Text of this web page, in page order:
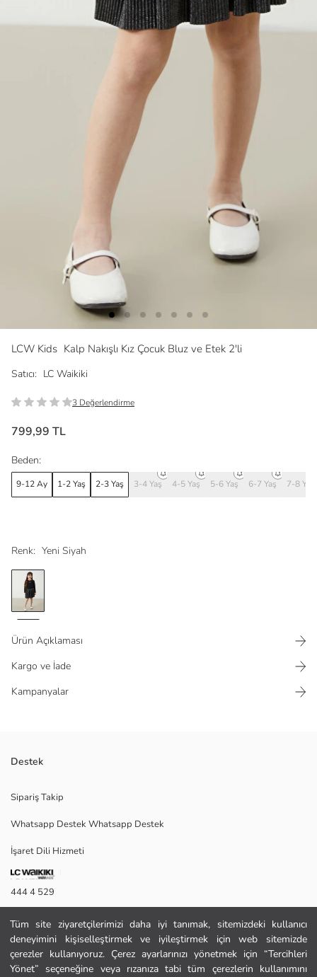
Tüm site ziyaretçilerimizi daha iyi tanımak, sitemizdeki kullanıcı
deneyimini kişiselleştirmek ve iyileştirmek için web sitemizde
çerezler kullanıyoruz. Çerez ayarlarınızı yönetmek için “Tercihleri
Yönet” seçeneğine veya rızanıza tabi tüm çerezlerin kullanımını
LCW Kids Kalp Nakışlı Kız Çocuk Bluz ve Etek 2'li
Satıcı: LC Waikiki
3 Değerlendirme
799,99 TL
Renk: Yeni Siyah
Beden:
9-12 Ay 1-2 Yaş 2-3 Yaş 3-4 Yaş 4-5 Yaş 5-6 Yaş 6-7 Yaş 7-8 Yaş
Ürün Açıklaması
Kargo ve İade
Kampanyalar
etekten oluşur. Tişört %100 pamuklu penye kumaştan üretilmiştir.
2.Kumaş Şortetek:
3.Kumaş Şortetek:
Ana Kumaş Bluz:
Ana Kumaş Şortetek:
Menşei:
Satıcı:
Marka:
Cinsiyet:
Kalıp:
Destek
Sipariş Takip
Whatsapp Destek Whatsapp Destek
İşaret Dili Hizmeti
444 4 529
İletişim Formu
444 4 529